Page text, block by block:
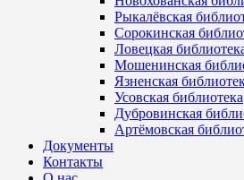
Рыкалёвская
Сорокинская
Ловецкая
Мошенинская
Язненская
Усовская библиотека
Дубровинская
Артёмовская
Документы
Контакты